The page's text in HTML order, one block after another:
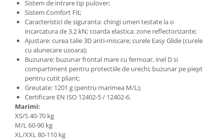
Sistem de intrare tip pulover;
Sistem Comfort Fit;
Caracteristici de siguranta: chingi umeri testate la o
incarcatura de 3.2 kN; coarda elastica; zone reflectorizante;
Ajustare: curea talie 3D anti-miscare; curele Easy Glide (curele
cu alunecare usoara);
Buzunare: buzunar frontal mare cu fermoar, inel D si
compartiment pentru protectiile de urechi; buzunar pe piept
pentru cutit pliant;
Greutate: 1201 g (pentru marimea M/L);
Certificare EN ISO 12402-5 / 12402-6.
Marimi:
XS/S 40-70 kg
M/L 60-90 kg
XL/XXL 80-110 kg